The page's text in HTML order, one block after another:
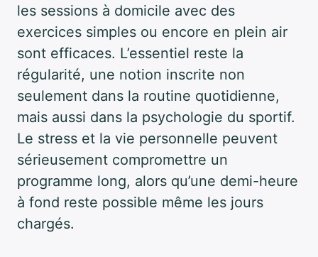
les sessions à domicile avec des
exercices simples ou encore en plein air
sont efficaces. L’essentiel reste la
régularité, une notion inscrite non
seulement dans la routine quotidienne,
mais aussi dans la psychologie du sportif.
Le stress et la vie personnelle peuvent
sérieusement compromettre un
programme long, alors qu’une demi-heure
à fond reste possible même les jours
chargés.